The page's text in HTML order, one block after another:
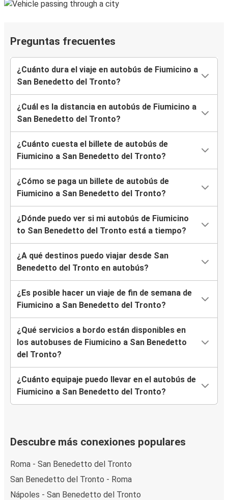
Preguntas frecuentes
¿Cuánto dura el viaje en autobús de Fiumicino a
San Benedetto del Tronto?
¿Cuál es la distancia en autobús de Fiumicino a
San Benedetto del Tronto?
¿Cuánto cuesta el billete de autobús de
Fiumicino a San Benedetto del Tronto?
¿Cómo se paga un billete de autobús de
Fiumicino a San Benedetto del Tronto?
¿Dónde puedo ver si mi autobús de Fiumicino
to San Benedetto del Tronto está a tiempo?
¿A qué destinos puedo viajar desde San
Benedetto del Tronto en autobús?
¿Es posible hacer un viaje de fin de semana de
Fiumicino a San Benedetto del Tronto?
¿Qué servicios a bordo están disponibles en
los autobuses de Fiumicino a San Benedetto
del Tronto?
¿Cuánto equipaje puedo llevar en el autobús de
Fiumicino a San Benedetto del Tronto?
Descubre más conexiones populares
Roma - San Benedetto del Tronto
San Benedetto del Tronto - Roma
Nápoles - San Benedetto del Tronto